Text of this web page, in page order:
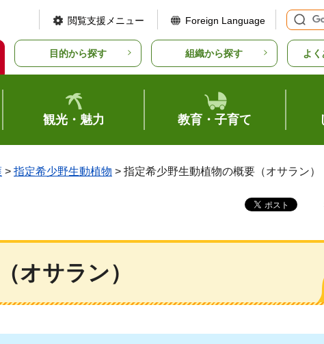
閲覧支援メニュー Foreign Language
目的から探す 組織から探す よ
観光・魅力 教育・子育て
> 指定希少野生動植物 > 指定希少野生動植物の概要（オサラン）
オサラン）